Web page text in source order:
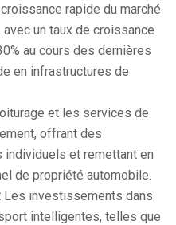
rapide du marché
un taux de croissance
au cours des dernières
en infrastructures de
et les services de
offrant des
et remettant en
de propriété automobile.
Les investissements dans
intelligentes, telles que